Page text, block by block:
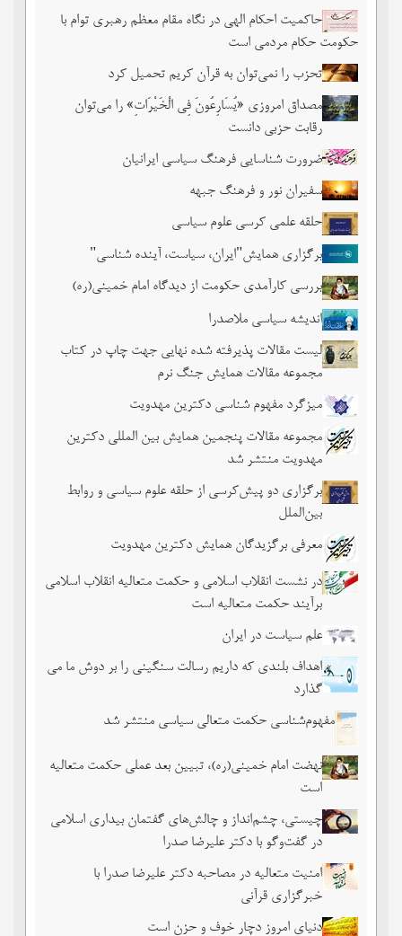
حاکمیت احکام الهی در نگاه مقام معظم رهبری توام با
حکومت حکام مردمی است
تحزب را نمی‌توان به قرآن کریم تحمیل کرد
مصداق امروزی «یُسَارِعُونَ فِی الْخَیْرَاتِ» را می‌توان
رقابت حزبی دانست
ضرورت شناسایی فرهنگ سیاسی ایرانیان
سفیران نور و فرهنگ جبهه
حلقه علمی کرسی علوم سیاسی
برگزاری همایش"ایران، سیاست، آینده شناسی"
بررسی کارآمدی حکومت از دیدگاه امام خمینی(ره)
اندیشه سیاسی ملاصدرا
لیست مقالات پذیرفته شده نهایی جهت چاپ در کتاب
مجموعه مقالات همایش جنگ نرم
میزگرد مفهوم شناسی دکترین مهدویت
مجموعه مقالات پنجمین همایش بین المللی دکترین
مهدویت منتشر شد
برگزاری دو پیش‌کرسی از حلقه علوم سیاسی و روابط
بین‌الملل
معرفی برگزیدگان همایش دکترین مهدویت
در نشست انقلاب اسلامی و حکمت متعالیه انقلاب اسلامی
برآیند حکمت متعالیه است
علم سیاست در ایران
اهداف بلندی که داریم رسالت سنگینی را بر دوش ما می
گذارد
مفهوم‌شناسی حکمت متعالی سیاسی منتشر شد
نهضت امام خمینی(ره)، تبیین بعد عملی حکمت متعالیه
است
چیستی، چشم‌انداز و چالش‌های گفتمان بیداری اسلامی
در گفت‌وگو با دکتر علیرضا صدرا
امنیت متعالیه در مصاحبه دکتر علیرضا صدرا با
خبرگزاری قرآنی
دنیای امروز دچار خوف و حزن است